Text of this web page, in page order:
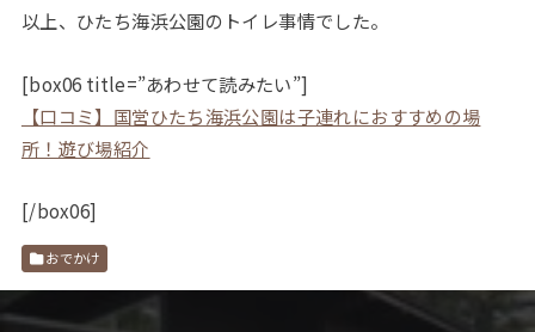
以上、ひたち海浜公園のトイレ事情でした。
[box06 title=”あわせて読みたい”]
【口コミ】国営ひたち海浜公園は子連れにおすすめの場
所！遊び場紹介
[/box06]
おでかけ